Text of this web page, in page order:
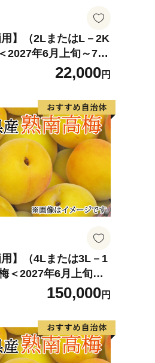
用】（2LまたはL－2K
2027年6月上旬～7月
次発送予定＞【art010
22,000円
用】（4Lまたは3L－1
＜2027年6月上旬～7
順次発送予定＞【art0
150,000円